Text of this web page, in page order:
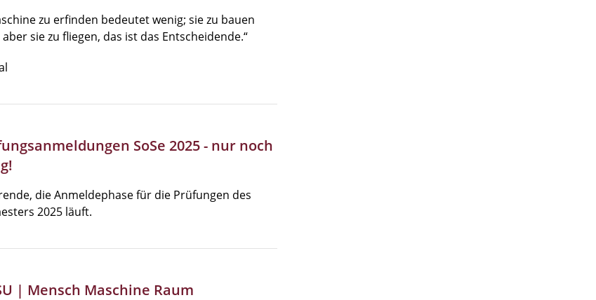
zu erfinden bedeutet wenig; sie zu bauen
sie zu fliegen, das ist das Entscheidende.“
SoSe 2025 - nur noch
die Anmeldephase für die Prüfungen des
2025 läuft.
| Mensch Maschine Raum